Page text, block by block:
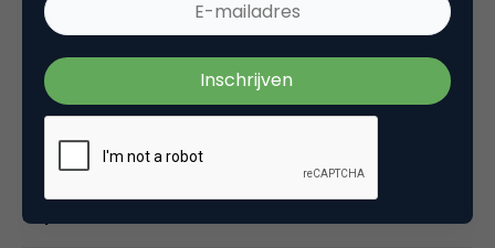
Deel dit artikel
Kopieer link